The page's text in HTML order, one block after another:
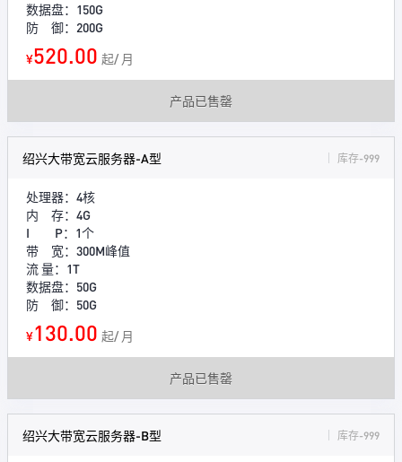
数据盘：150G
防 御：200G
¥520.00 起/ 月
产品已售罄
绍兴大带宽云服务器-A型 库存-999
处理器：4核
内 存：4G
I P：1个
带 宽：300M峰值
流 量：1T
数据盘：50G
防 御：50G
¥130.00 起/ 月
产品已售罄
绍兴大带宽云服务器-B型 库存-999